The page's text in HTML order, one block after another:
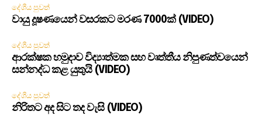
දේශීය පුවත්
වායු දූෂණයෙන් වසරකට මරණ 7000ක් (VIDEO)
දේශීය පුවත්
ආරක්ෂක හමුදාව විද්‍යාත්මක සහ වෘත්තීය නිපුණත්වයෙන්
සන්නද්ධ කළ යුතුයි (VIDEO)
දේශීය පුවත්
නිරිතට අද සිට තද වැසි (VIDEO)